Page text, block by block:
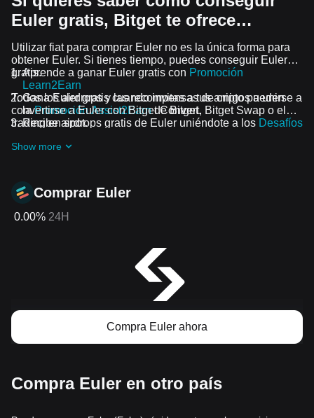
Euler gratis, Bitget te ofrece…
Utilizar fiat para comprar Euler no es la única forma para
obtener Euler. Si tienes tiempo, puedes conseguir Euler
gratis.
Aprende a ganar Euler gratis con Promoción
Learn2Earn
Gana Euler gratis cuando invitas a tus amigos a unirse a
laPromoción Assist2Earnde Bitget.
Recibe airdrops gratis de Euler uniéndote a los Desafíos
Todos los airdrops y las recompensas de cripto pueden
convertirse a Euler con Bitget Convert, Bitget Swap o el
trading en spot.
Show more
Comprar Euler
0.00% 24H
Compra Euler ahora
Compra Euler en otro país